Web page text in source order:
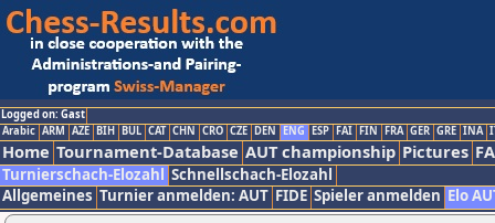
Logged on: Gast
Arabic ARM AZE BIH BUL CAT CHN CRO CZE DEN ENG ESP FAI FIN FRA GER GRE INA
Home Tournament-Database AUT championship Pictures
Turnierschach-Elozahl Schnellschach-Elozahl
Allgemeines Turnier anmelden: AUT FIDE Spieler anmelden Elo